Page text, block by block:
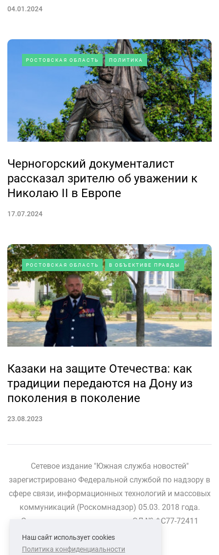
04.01.2024
РОСТОВСКАЯ ОБЛАСТЬ ПОЛИТИКА
Черногорский документалист
рассказал зрителю об уважении к
Николаю II в Европе
17.07.2024
РОСТОВСКАЯ ОБЛАСТЬ В ОБЪЕКТИВЕ ПРАВДЫ
Казаки на защите Отечества: как
традиции передаются на Дону из
поколения в поколение
23.08.2023
Сетевое издание "Южная служба новостей"
зарегистрировано Федеральной службой по надзору в
сфере связи, информационных технологий и массовых
коммуникаций (Роскомнадзор) 05.03. 2018 года.
Свидетельство о регистрации ЭЛ № ФС77-72411
СВЯЗАТЬСЯ С НАМИ
Наш сайт использует cookies
Политика конфиденциальности